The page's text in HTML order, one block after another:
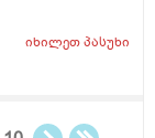
ან რისი
იხილეთპასუხი